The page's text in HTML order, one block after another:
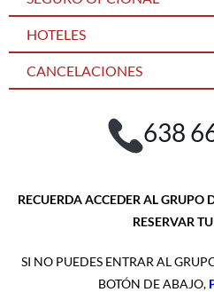
HOTELES
CANCELACIONES
638
RECUERDA ACCEDER AL GRUPO
RESERVAR
SI NO PUEDES ENTRAR AL
BOTÓN DE ABAJO,